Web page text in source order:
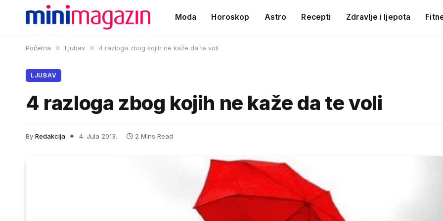
Moda Horoskop Astro Recepti Zdravlje i ljepota
Početna » Ljubav » 4 razloga zbog kojih ne kaže da te voli
LJUBAV
4 razloga zbog kojih ne kaže da te voli
By Redakcija 4. Jula 2013. 2 Mins Read